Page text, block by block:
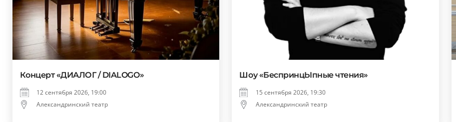
Концерт «ДИАЛОГ / DIALOGO»
12 сентября 2026, 19:00
Александринский театр
Шоу «БеспринцЫпные чтения»
15 сентября 2026, 19:30
Александринский театр